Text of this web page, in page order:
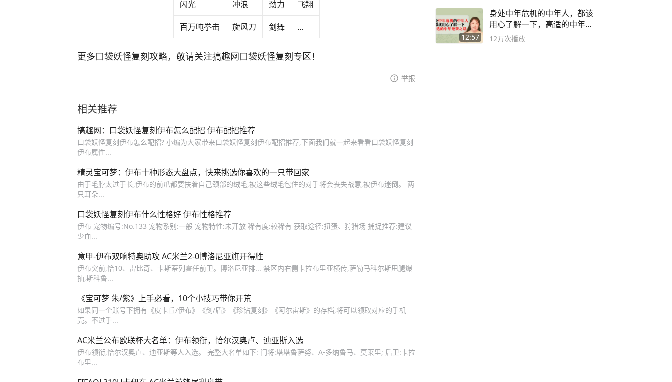
闪光
冲浪 劲力
飞翔
百万吨拳击
旋风刀 剑舞 ...
更多口袋妖怪复刻攻略，敬请关注搞趣网口袋妖怪复刻专区！
举报
相关推荐
搞趣网：口袋妖怪复刻伊布怎么配招 伊布配招推荐
口袋妖怪复刻伊布怎么配招? 小编为大家带来口袋妖怪复刻伊布配招推荐,下面我们就一起来看看口袋妖怪复刻
伊布属性...
精灵宝可梦：伊布十种形态大盘点，快来挑选你喜欢的一只带回家
由于毛脖太过于长,伊布的前爪都要扶着自己颈部的绒毛,被这些绒毛包住的对手将会丧失战意,被伊布迷倒。 两
只耳朵...
口袋妖怪复刻伊布什么性格好 伊布性格推荐
伊布 宠物编号:No.133 宠物系别:一般 宠物特性:未开放 稀有度:较稀有 获取途径:扭蛋、狩猎场 捕捉推荐:建议
少血...
意甲-伊布双响特奥助攻 AC米兰2-0博洛尼亚旗开得胜
伊布突前,恰10、雷比奇、卡斯蒂列霍任前卫。博洛尼亚排... 禁区内右侧卡拉布里亚横传,萨勒马科尔斯甩腿爆
抽,斯科鲁...
《宝可梦 朱/紫》上手必看，10个小技巧带你开荒
如果同一个账号下拥有《皮卡丘/伊布》《剑/盾》《珍钻复刻》《阿尔宙斯》的存档,将可以领取对应的手机
壳。不过手...
AC米兰公布欧联杯大名单：伊布领衔，恰尔汉奥卢、迪亚斯入选
伊布领衔,恰尔汉奥卢、迪亚斯等人入选。 完整大名单如下: 门将:塔塔鲁萨努、A-多纳鲁马、莫莱里; 后卫:卡拉
布里...
12:57
身处中年危机的中年人，都该
用心了解一下，高适的中年逆
袭之路
12万次播放